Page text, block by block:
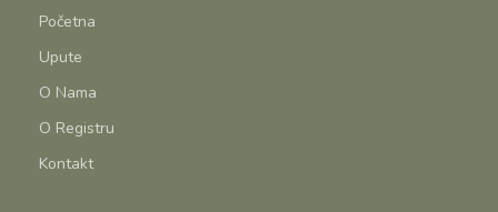
Početna
Upute
O Nama
O Registru
Kontakt